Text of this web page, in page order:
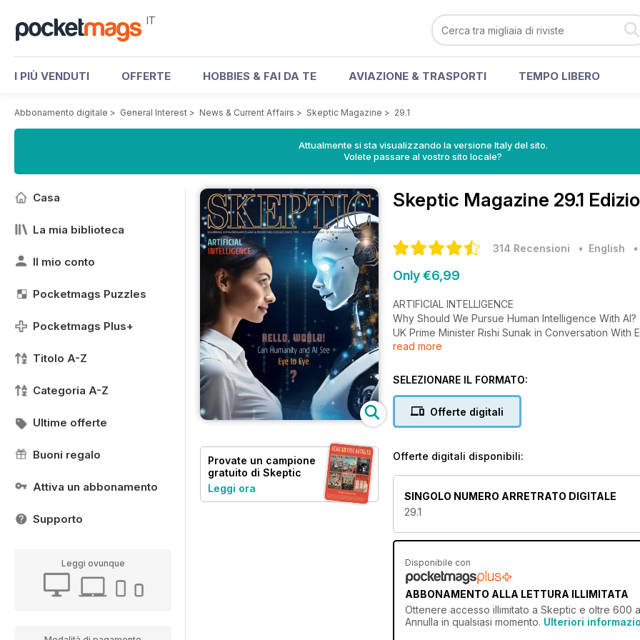
IT
I PIÙ VENDUTI OFFERTE HOBBIES & FAI DA TE AVIAZIONE & TRASPORTI TEMPO LIBERO
Abbonamento digitale > General Interest > News & Current Affairs > Skeptic Magazine > 29.1
Attualmente si sta visualizzando la versione Italy del sito.
Volete passare al vostro sito locale?
Casa
La mia biblioteca
Il mio conto
Pocketmags Puzzles
Pocketmags Plus+
Titolo A-Z
Categoria A-Z
Ultime offerte
Buoni regalo
Attiva un abbonamento
Supporto
Leggi ovunque
Provate un campione
gratuito di Skeptic
Leggi ora
Skeptic Magazine 29.1
314 Recensioni • English •
Only €6,99
ARTIFICIAL INTELLIGENCE
Why Should We Pursue Human Intelligence With
UK Prime Minister Rishi Sunak in Conversation With
Decisions? • Lessons About the Human Mind from
of Artificial General Intelligence • When It Comes to
ARTICLES
Undercover at the Woo Festival • Bedbug Bedlam:
read more
SELEZIONARE IL FORMATO:
Offerte digitali
Offerte digitali disponibili:
SINGOLO NUMERO ARRETRATO DIGITALE
29.1
Disponibile con
ABBONAMENTO ALLA LETTURA ILLIMITATA
Ottenere accesso illimitato a Skeptic e oltre 600
Annulla in qualsiasi momento. Ulteriori